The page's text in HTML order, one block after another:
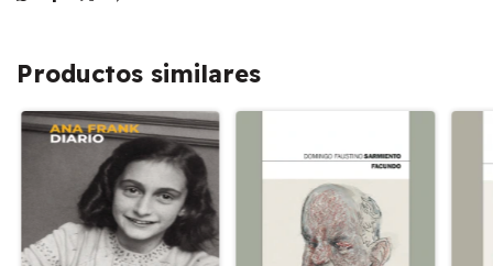
Productos similares